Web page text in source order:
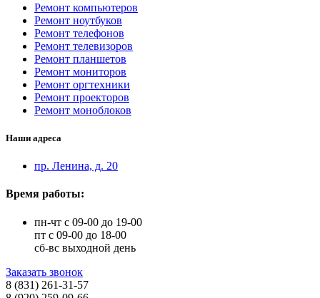
Ремонт компьютеров
Ремонт ноутбуков
Ремонт телефонов
Ремонт телевизоров
Ремонт планшетов
Ремонт мониторов
Ремонт оргтехники
Ремонт проекторов
Ремонт моноблоков
Наши адреса
пр. Ленина, д. 20
Время работы:
пн-чт с 09-00 до 19-00
пт с 09-00 до 18-00
сб-вс выходной день
Заказать звонок
8 (831) 261-31-57